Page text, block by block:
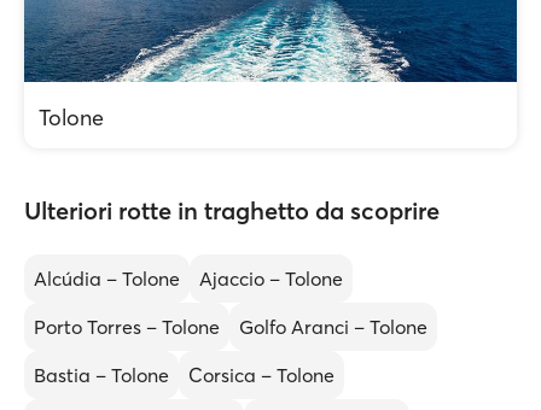
Tolone
Ulteriori rotte in traghetto da scoprire
Alcúdia – Tolone
Ajaccio – Tolone
Porto Torres – Tolone
Golfo Aranci – Tolone
Bastia – Tolone
Corsica – Tolone